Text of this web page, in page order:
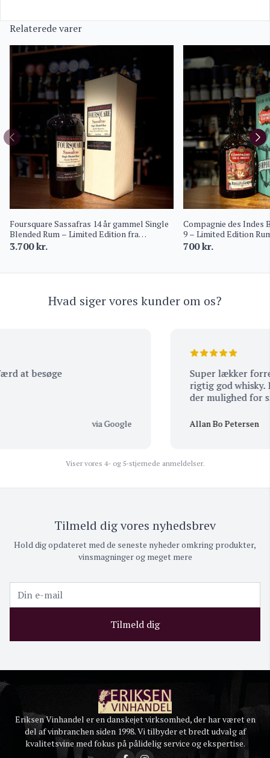
Relaterede varer
Foursquare Sassafras 14 år gammel Single
Blended Rum – Limited Edition fra
Barbados
3.700kr.
Compagnie des Indes
9 – Limited Edition
700kr.
Hvad siger vores kunder om os?
at besøge
via Google
Super lækker
rigtig god whisky.
der mulighed for
Allan Bo Petersen
Viser vores 4- og 5-stjernede anmeldelser.
Tilmeld dig vores nyhedsbrev
Hold dig opdateret med de seneste nyheder omkring produkter,
vinsmagninger og meget mere
Tilmeld dig
Eriksen Vinhandel er en danskejet virksomhed, der har været en
del af vinbranchen siden 1998. Vi tilbyder et bredt udvalg af
kvalitetsvine med fokus på pålidelig service og ekspertise.